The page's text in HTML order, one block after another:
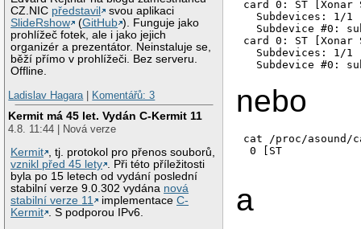
CZ.NIC představil
svou aplikaci
SlideRshow
(GitHub ). Funguje jako
prohlížeč fotek, ale i jako jejich
organizér a prezentátor. Neinstaluje se,
běží přímo v prohlížeči. Bez serveru.
Offline.
Ladislav Hagara | Komentářů: 3
Kermit má 45 let. Vydán C-Kermit 11
4.8. 11:44 | Nová verze
Kermit , tj. protokol pro přenos souborů,
vznikl před 45 lety . Při této příležitosti
byla po 15 letech od vydání poslední
stabilní verze 9.0.302 vydána nová
stabilní verze 11
implementaceC-
Kermit . S podporou IPv6.
card 0: ST
  Subdevices: 1/1
Subdevice #0:
card 0: ST
  Subdevices: 1/1
nebo
cat /proc/asound/
0 [ST             ]:
a